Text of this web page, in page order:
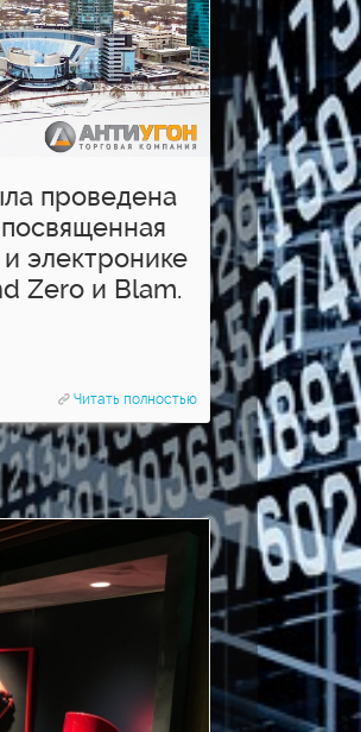
проведена
электронике
Zero и Blam.
Читать полностью